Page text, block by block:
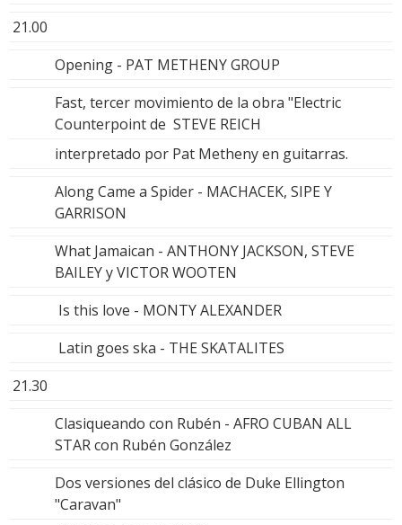
21.00
Opening - PAT METHENY GROUP
Fast, tercer movimiento de la obra "Electric
Counterpoint de STEVE REICH
interpretado por Pat Metheny en guitarras.
Along Came a Spider - MACHACEK, SIPE Y
GARRISON
What Jamaican - ANTHONY JACKSON, STEVE
BAILEY y VICTOR WOOTEN
Is this love - MONTY ALEXANDER
Latin goes ska - THE SKATALITES
21.30
Clasiqueando con Rubén - AFRO CUBAN ALL
STAR con Rubén González
Dos versiones del clásico de Duke Ellington
"Caravan"